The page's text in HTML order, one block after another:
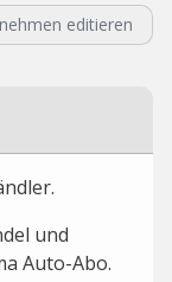
editieren
und
Auto-Abo.